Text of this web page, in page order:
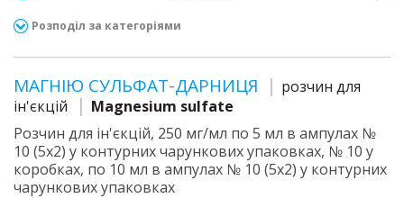
Розподіл за категоріями
МАГНІЮ СУЛЬФАТ-ДАРНИЦЯ
розчин для
ін'єкцій
Magnesium sulfate
Розчин для ін'єкцій, 250 мг/мл по 5 мл в ампулах №
10 (5х2) у контурних чарункових упаковках, № 10 у
коробках, по 10 мл в ампулах № 10 (5х2) у контурних
чарункових упаковках